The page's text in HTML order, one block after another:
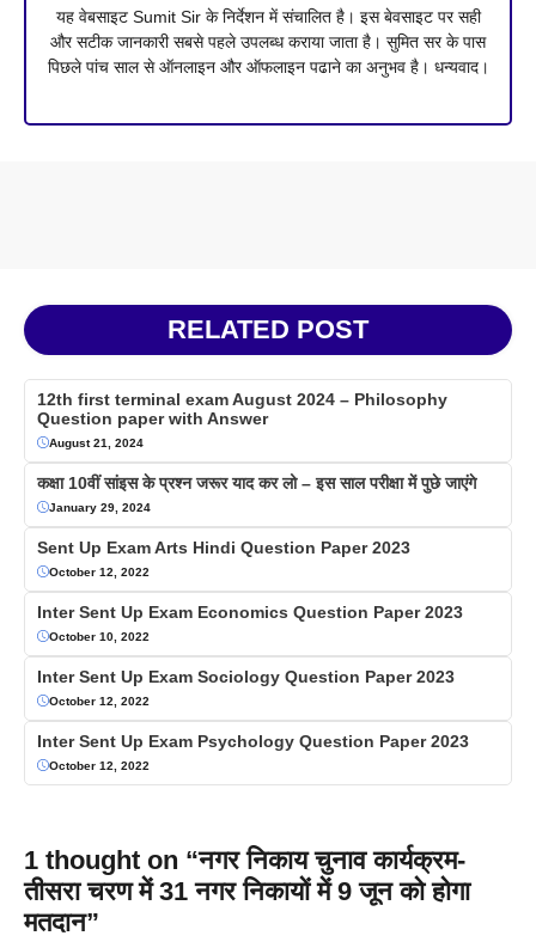
यह वेबसाइट Sumit Sir के निर्देशन में संचालित है। इस बेवसाइट पर सही
और सटीक जानकारी सबसे पहले उपलब्ध कराया जाता है। सुमित सर के पास
पिछले पांच साल से ऑनलाइन और ऑफलाइन पढाने का अनुभव है। धन्यवाद।
RELATED POST
12th first terminal exam August 2024 – Philosophy
Question paper with Answer
August 21, 2024
कक्षा 10वीं सांइस के प्रश्न जरूर याद कर लो – इस साल परीक्षा में पुछे जाएंगे
January 29, 2024
Sent Up Exam Arts Hindi Question Paper 2023
October 12, 2022
Inter Sent Up Exam Economics Question Paper 2023
October 10, 2022
Inter Sent Up Exam Sociology Question Paper 2023
October 12, 2022
Inter Sent Up Exam Psychology Question Paper 2023
October 12, 2022
1 thought on “नगर निकाय चुनाव कार्यक्रम-
तीसरा चरण में 31 नगर निकायों में 9 जून को होगा
मतदान”